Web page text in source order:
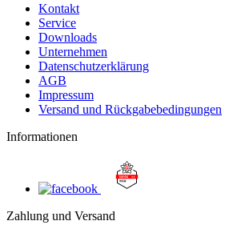
Kontakt
Service
Downloads
Unternehmen
Datenschutzerklärung
AGB
Impressum
Versand und Rückgabebedingungen
Informationen
Zahlung und Versand